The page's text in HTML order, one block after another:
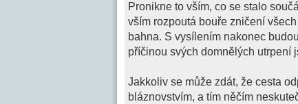
Pronikne to vším, co se stalo
vším rozpoutá bouře zničení
bahna. S vysílením nakonec
příčinou svých domnělých utrpení
Jakkoliv se může zdát, že cesta
bláznovstvím, a tím něčím